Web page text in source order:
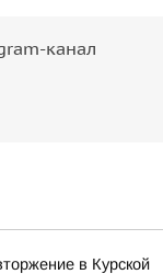
канал
в Курской